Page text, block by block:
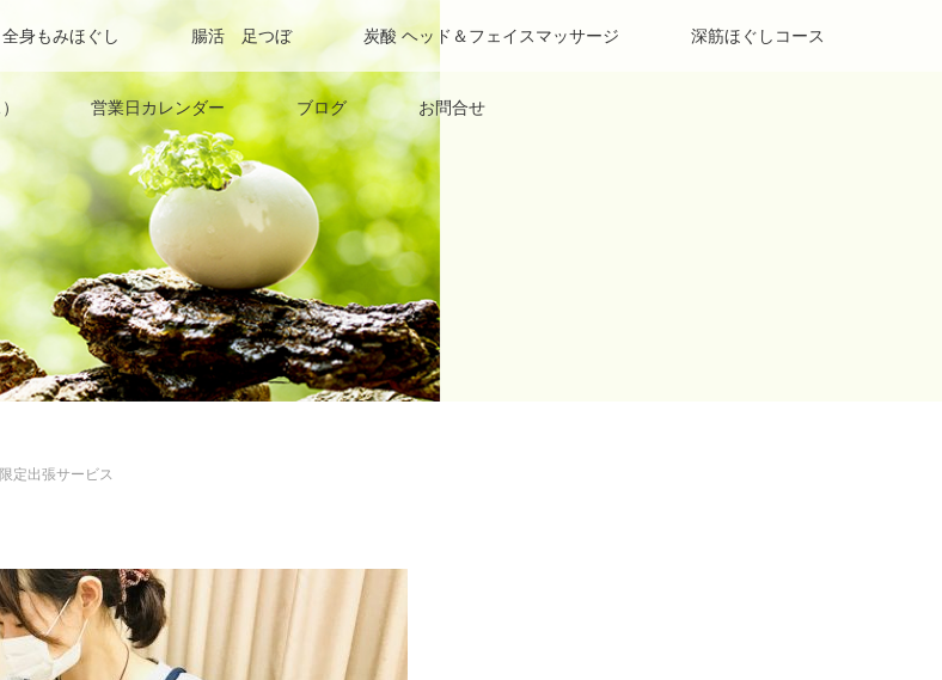
全身もみほぐし 腸活 足つぼ 炭酸 ヘッド＆フェイスマッサージ 深筋ほぐしコース
営業日カレンダー ブログ お問合せ
定出張サービス